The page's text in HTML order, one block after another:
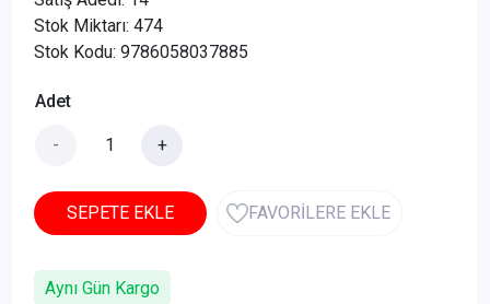
Stok Miktarı: 474
Stok Kodu: 9786058037885
Adet
- +
SEPETE EKLE FAVORİLERE EKLE
Aynı Gün Kargo